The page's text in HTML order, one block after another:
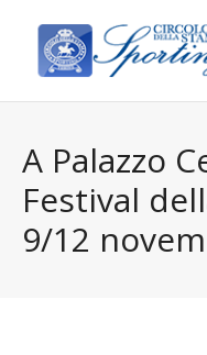
A Palazzo
Festival
9/12